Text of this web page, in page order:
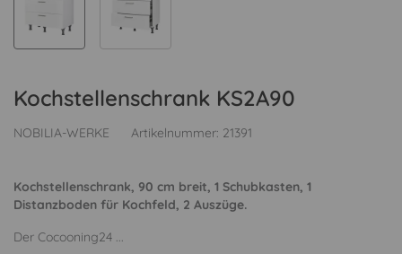
Kochstellenschrank KS2A90
NOBILIA-WERKE Artikelnummer: 21391
Kochstellenschrank, 90 cm breit, 1 Schubkasten, 1
Distanzboden für Kochfeld, 2 Auszüge.
Der Cocooning24 ...